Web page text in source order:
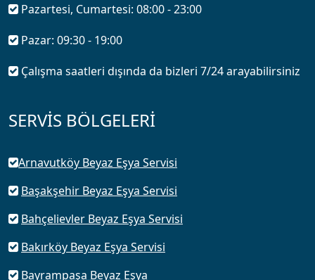
Pazartesi, Cumartesi: 08:00 - 23:00
Pazar: 09:30 - 19:00
Çalışma saatleri dışında da bizleri 7/24 arayabilirsiniz
SERVİS BÖLGELERİ
Arnavutköy Beyaz Eşya Servisi
Başakşehir Beyaz Eşya Servisi
Bahçelievler Beyaz Eşya Servisi
Bakırköy Beyaz Eşya Servisi
Bayrampaşa Beyaz Eşya